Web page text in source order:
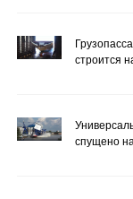
строится
спущено